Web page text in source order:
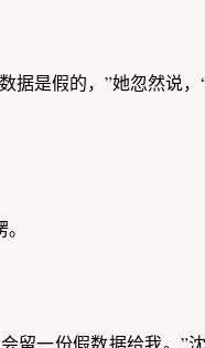
据是假的，”她忽然说
留一份假数据给我。”